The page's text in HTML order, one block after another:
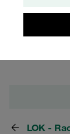
gomiti per
vostre
LOK -